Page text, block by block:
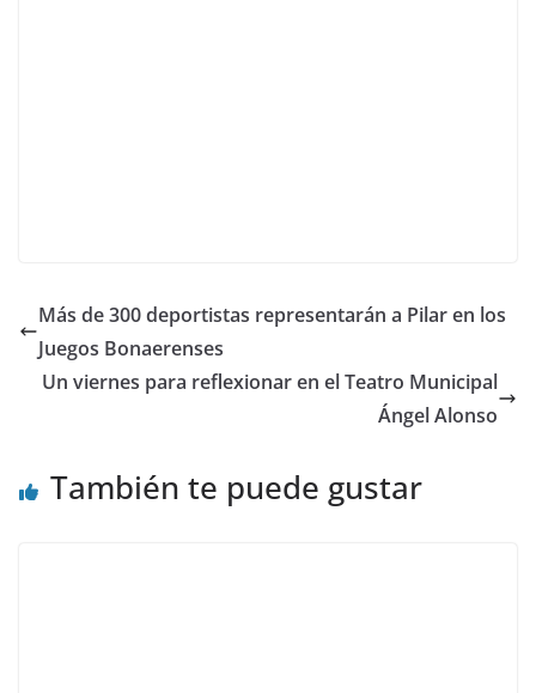
Más de 300 deportistas representarán a Pilar en los
Juegos Bonaerenses
Un viernes para reflexionar en el Teatro Municipal
Ángel Alonso
También te puede gustar